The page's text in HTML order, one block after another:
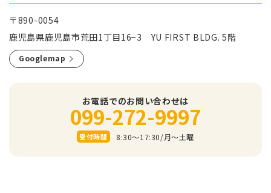
〒890-0054
鹿児島県鹿児島市荒田1丁目16−3 YU FIRST BLDG. 5階
Googlemap
お電話でのお問い合わせは
099-272-9997
受付時間 8:30～17:30/⽉〜⼟曜